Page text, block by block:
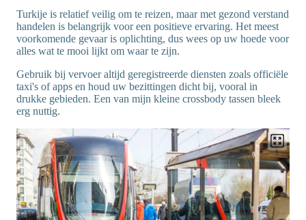
Turkije is relatief veilig om te reizen, maar met gezond verstand
handelen is belangrijk voor een positieve ervaring. Het meest
voorkomende gevaar is oplichting, dus wees op uw hoede voor
alles wat te mooi lijkt om waar te zijn.
Gebruik bij vervoer altijd geregistreerde diensten zoals officiële
taxi's of apps en houd uw bezittingen dicht bij, vooral in
drukke gebieden. Een van mijn kleine crossbody tassen bleek
erg nuttig.